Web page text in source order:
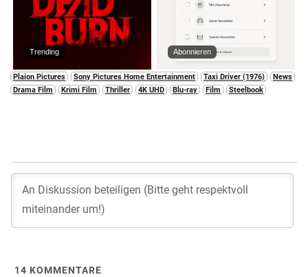
Trending Abonnieren
Plaion Pictures Sony Pictures Home Entertainment Taxi Driver (1976)
News
Drama Film
Krimi Film Thriller 4K UHD Blu-ray Film Steelbook
14 KOMMENTARE